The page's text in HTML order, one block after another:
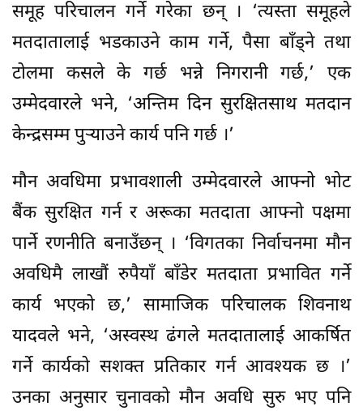
समूह परिचालन गर्ने गरेका छन् । ‘त्यस्ता समूहले
मतदातालाई भडकाउने काम गर्ने, पैसा बाँड्ने तथा
टोलमा कसले के गर्छ भन्ने निगरानी गर्छ,’ एक
उम्मेदवारले भने, ‘अन्तिम दिन सुरक्षितसाथ मतदान
केन्द्रसम्म पुर्‍याउने कार्य पनि गर्छ ।’
मौन अवधिमा प्रभावशाली उम्मेदवारले आफ्नो भोट
बैंक सुरक्षित गर्न र अरूका मतदाता आफ्नो पक्षमा
पार्ने रणनीति बनाउँछन् । ‘विगतका निर्वाचनमा मौन
अवधिमै लाखौं रुपैयाँ बाँडेर मतदाता प्रभावित गर्ने
कार्य भएको छ,’ सामाजिक परिचालक शिवनाथ
यादवले भने, ‘अस्वस्थ ढंगले मतदातालाई आकर्षित
गर्ने कार्यको सशक्त प्रतिकार गर्न आवश्यक छ ।’
उनका अनुसार चुनावको मौन अवधि सुरु भए पनि